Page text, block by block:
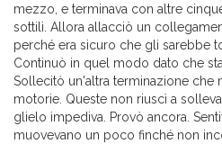
mezzo, e terminava con altre
sottili. Allora allacciò un
perché era sicuro che gli sarebbe
Continuò in quel modo dato che
Sollecitò un'altra terminazione che
motorie. Queste non riuscì a
glielo impediva. Provò ancora.
muovevano un poco finché non